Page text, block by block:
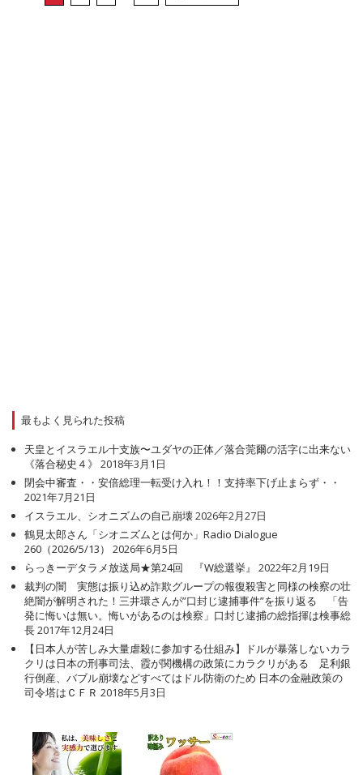
最もよく見られた投稿
天皇とイスラエル十支族〜ユダヤの正体／落合莞爾の活字に出来ない
《落合秘史４》 2018年3月1日
閉会中審査・・安倍総理一転受け入れ！！支持率下げ止まらず・・
2021年7月21日
イスラエル、シオニズムの自己崩壊2026年2月27日
鶴見太郎さん「シオニズムとは何か」Radio Dialogue
260（2026/5/13）
2026年6月5日
らっきーデタラメ放送局★第24回 『W総選挙』
2022年2月19日
裁判の闇 実態は振り込め詐欺グループの報復殺害と同様の検察の壮
絶闇が解明された！三井環さんが”口封じ逮捕事件”を振り返る 「告
発に悔いは無い。悔いがあるのは検察」口封じ逮捕の総指揮は検事総
長2017年12月24日
【日本人が苦しみ大量虐殺に参加する仕組み】ドルが暴落しないカラ
クリは日本の刑事司法、霞が関機構の政策にカラクリがある 足利銀
行倒産、バブル崩壊などすべてはドル防衛のため 日本の金融政策の
司令塔はＣＦＲ 2018年5月3日